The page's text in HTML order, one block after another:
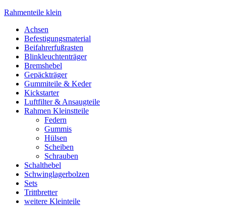
Rahmenteile klein
Achsen
Befestigungsmaterial
Beifahrerfußrasten
Blinkleuchtenträger
Bremshebel
Gepäckträger
Gummiteile & Keder
Kickstarter
Luftfilter & Ansaugteile
Rahmen Kleinstteile
Federn
Gummis
Hülsen
Scheiben
Schrauben
Schalthebel
Schwinglagerbolzen
Sets
Trittbretter
weitere Kleinteile